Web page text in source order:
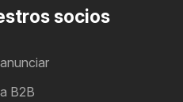
socios
B2B